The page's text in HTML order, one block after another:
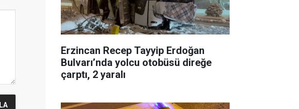
Erzincan Recep Tayyip Erdoğan
Bulvarı’nda yolcu otobüsü direğe
çarptı, 2 yaralı